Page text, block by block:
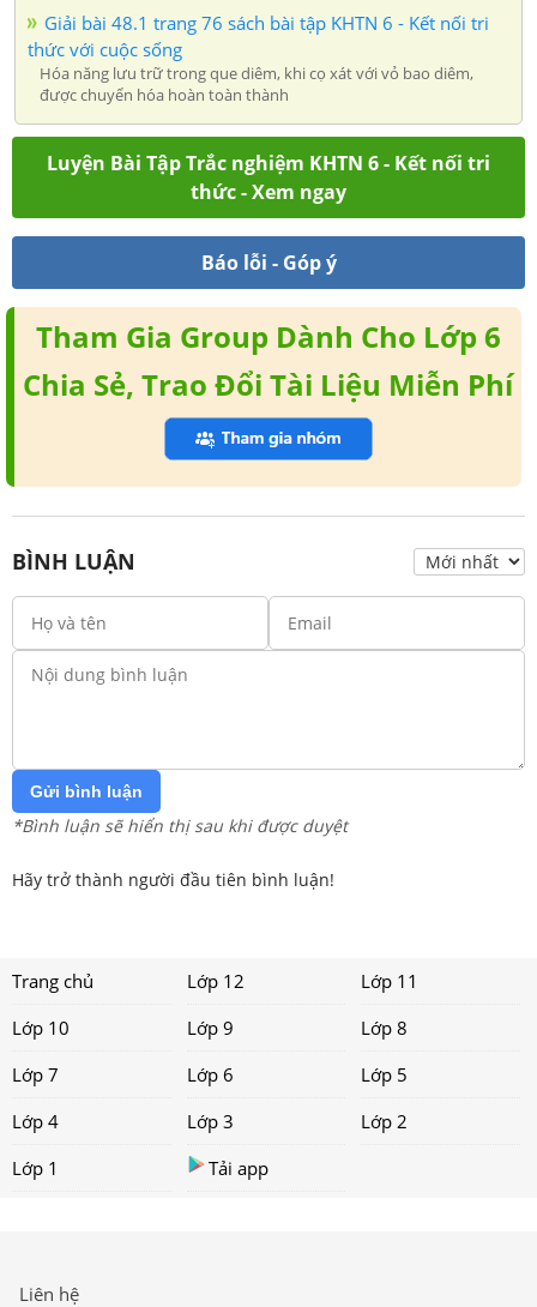
Giải bài 48.1 trang 76 sách bài tập KHTN 6 - Kết nối tri
thức với cuộc sống
Hóa năng lưu trữ trong que diêm, khi cọ xát với vỏ bao diêm,
được chuyển hóa hoàn toàn thành
Luyện Bài Tập Trắc nghiệm KHTN 6 - Kết nối tri
thức - Xem ngay
Báo lỗi - Góp ý
Tham Gia Group Dành Cho Lớp 6
Chia Sẻ, Trao Đổi Tài Liệu Miễn Phí
BÌNH LUẬN
Gửi bình luận
*Bình luận sẽ hiển thị sau khi được duyệt
Hãy trở thành người đầu tiên bình luận!
Trang chủ Lớp 12
Lớp 11
Lớp 10
Lớp 9
Lớp 8
Lớp 7
Lớp 6
Lớp 5
Lớp 4
Lớp 3
Lớp 2
Lớp 1
Tải app
Liên hệ